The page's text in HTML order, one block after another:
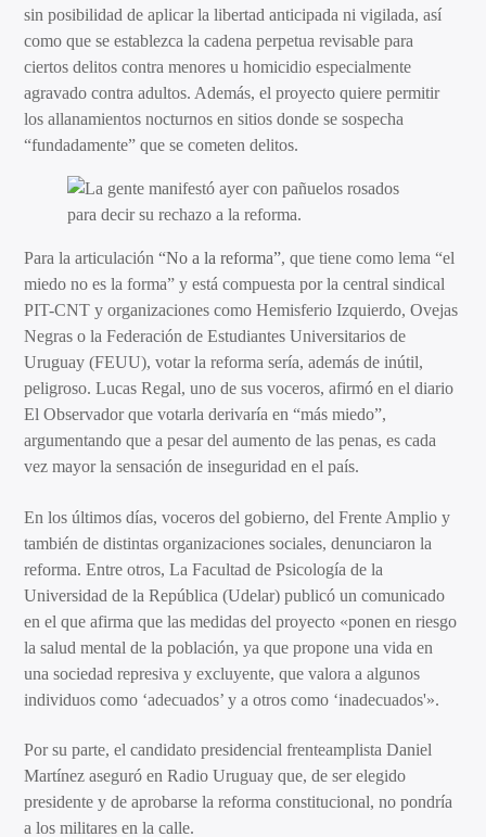
sin posibilidad de aplicar la libertad anticipada ni vigilada, así
como que se establezca la cadena perpetua revisable para
ciertos delitos contra menores u homicidio especialmente
agravado contra adultos. Además, el proyecto quiere permitir
los allanamientos nocturnos en sitios donde se sospecha
“fundadamente” que se cometen delitos.
Para la articulación“No a la reforma”, que tiene como lema “el
miedo no es la forma” y está compuesta por la central sindical
PIT-CNT y organizaciones como Hemisferio Izquierdo, Ovejas
Negras o la Federación de Estudiantes Universitarios de
Uruguay (FEUU), votar la reforma sería, además de inútil,
peligroso. Lucas Regal, uno de sus voceros, afirmó en el diario
El Observador que votarla derivaría en “más miedo”,
argumentando que a pesar del aumento de las penas, es cada
vez mayor la sensación de inseguridad en el país.
En los últimos días, voceros del gobierno, del Frente Amplio y
también de distintas organizaciones sociales, denunciaron la
reforma. Entre otros, La Facultad de Psicología de la
Universidad de la República (Udelar) publicó un comunicado
en el que afirma que las medidas del proyecto «ponen en riesgo
la salud mental de la población, ya que propone una vida en
una sociedad represiva y excluyente, que valora a algunos
individuos como ‘adecuados’ y a otros como ‘inadecuados'».
Por su parte, el candidato presidencial frenteamplista Daniel
Martínez aseguró en Radio Uruguay que, de ser elegido
presidente y de aprobarse la reforma constitucional, no pondría
a los militares en la calle.